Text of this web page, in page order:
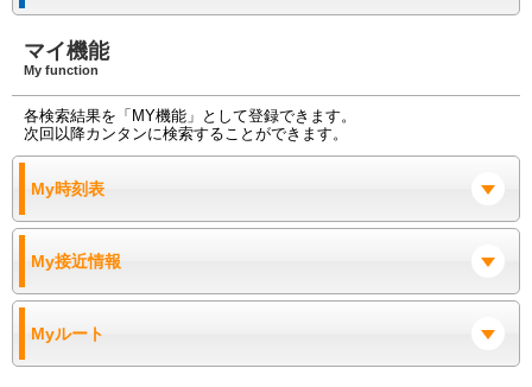
マイ機能
My function
各検索結果を「MY機能」として登録できます。
次回以降カンタンに検索することができます。
My時刻表
My接近情報
Myルート